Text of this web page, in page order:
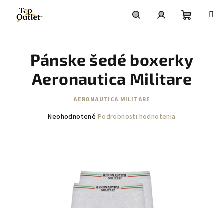
obsah
košík
Pánske šedé boxerky
Aeronautica Militare
AERONAUTICA MILITARE
Priemerné
hviezdičiek.
Neohodnotené Podrobnosti hodnotenia